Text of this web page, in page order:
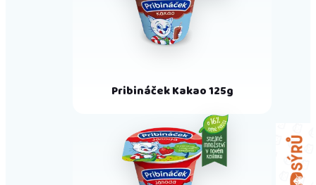
Pribináček Kakao 125g